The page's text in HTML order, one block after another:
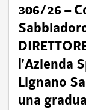
306/26 –
l’Azienda
Lignano
una